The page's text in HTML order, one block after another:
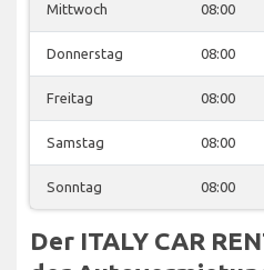
Mittwoch 08:00
Donnerstag 08:00
Freitag 08:00
Samstag 08:00
Sonntag 08:00
Der ITALY CAR